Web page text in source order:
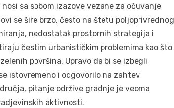
sa sobom izazove vezane za očuvanje
se šire brzo, često na štetu poljoprivrednog
nedostatak prostornih strategija i
čestim urbanističkim problemima kao što
površina. Upravo da bi se izbegli
istovremeno i odgovorilo na zahtev
pitanje održive gradnje je veoma
aktivnosti.